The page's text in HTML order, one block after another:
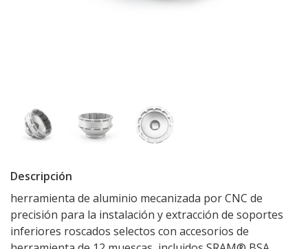
Descripción
herramienta de aluminio mecanizada por CNC de
precisión para la instalación y extracción de soportes
inferiores roscados selectos con accesorios de